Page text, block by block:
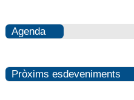
Agenda
Pròxims esdeveniments